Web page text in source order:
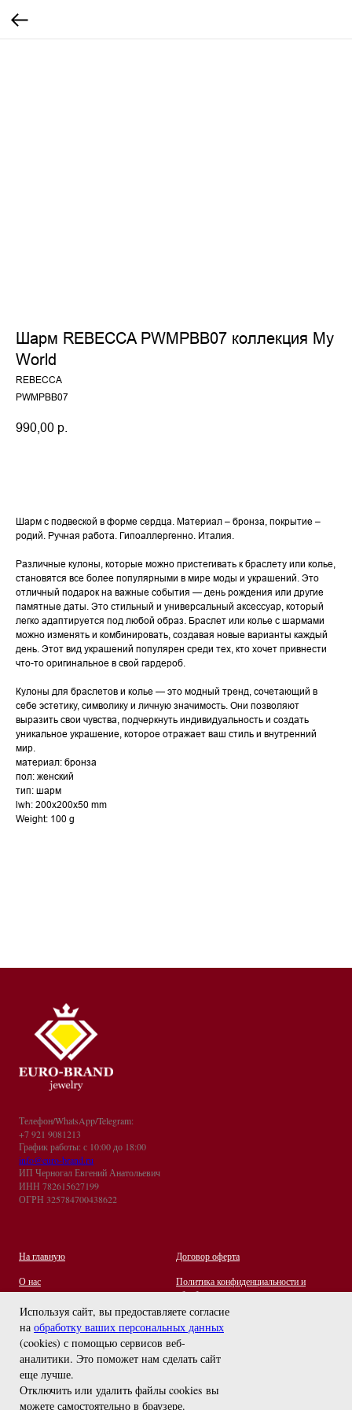
Шарм REBECCA PWMPBB07 коллекция My
World
REBECCA
PWMPBB07
990,00 р.
Шарм с подвеской в форме сердца. Материал – бронза, покрытие –
родий. Ручная работа. Гипоаллергенно. Италия.
Различные кулоны, которые можно пристегивать к браслету или колье,
становятся все более популярными в мире моды и украшений. Это
отличный подарок на важные события — день рождения или другие
памятные даты. Это стильный и универсальный аксессуар, который
легко адаптируется под любой образ. Браслет или колье с шармами
можно изменять и комбинировать, создавая новые варианты каждый
день. Этот вид украшений популярен среди тех, кто хочет привнести
что-то оригинальное в свой гардероб.
Кулоны для браслетов и колье — это модный тренд, сочетающий в
себе эстетику, символику и личную значимость. Они позволяют
выразить свои чувства, подчеркнуть индивидуальность и создать
уникальное украшение, которое отражает ваш стиль и внутренний
мир.
материал: бронза
пол: женский
тип: шарм
lwh: 200x200x50 mm
Weight: 100 g
задайте вопрос
Используя сайт, вы предоставляете согласие
на обработку ваших персональных данных
(cookies) с помощью сервисов веб-
аналитики. Это поможет нам сделать сайт
еще лучше.
Отключить или удалить файлы cookies вы
можете самостоятельно в браузере.
Телефон/WhatsApp/Telegram:
+7 921 9081213
График работы: с 10:00 до 18:00
info@euro-brand.ru
ИП Черногал Евгений Анатольевич
ИНН 782615627199
ОГРН 325784700438622
На главную
О нас
Контакты
Отзывы
Договор оферта
Политика конфиденциальности и
обработки персональных данных
Оплата и Доставка